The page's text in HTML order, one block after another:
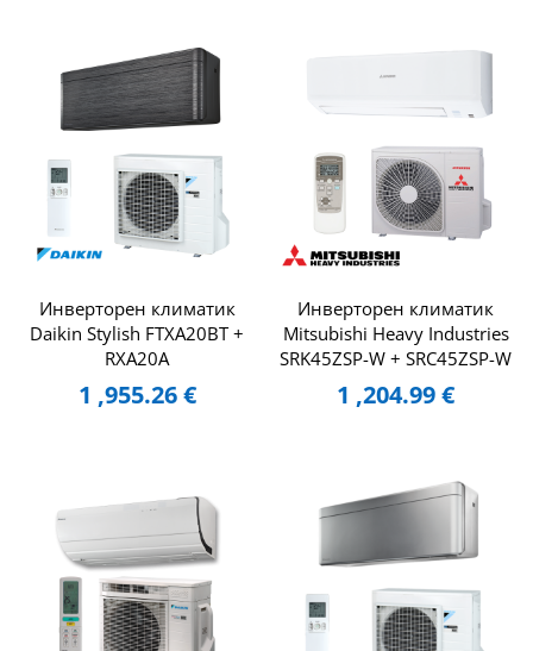
Инверторен климатик
Daikin Stylish FTXA20BT +
RXA20A
1 ,955.26€
Инверторен климатик
Mitsubishi Heavy Industries
SRK45ZSP-W + SRC45ZSP-W
1 ,204.99€